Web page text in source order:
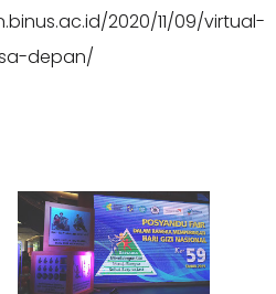
2020/11/09/virtual-
depan/